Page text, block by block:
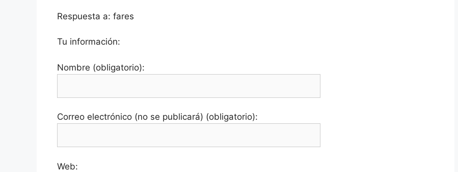
Respuesta a: fares
Tu información:
Nombre (obligatorio):
Correo electrónico (no se publicará) (obligatorio):
Web: